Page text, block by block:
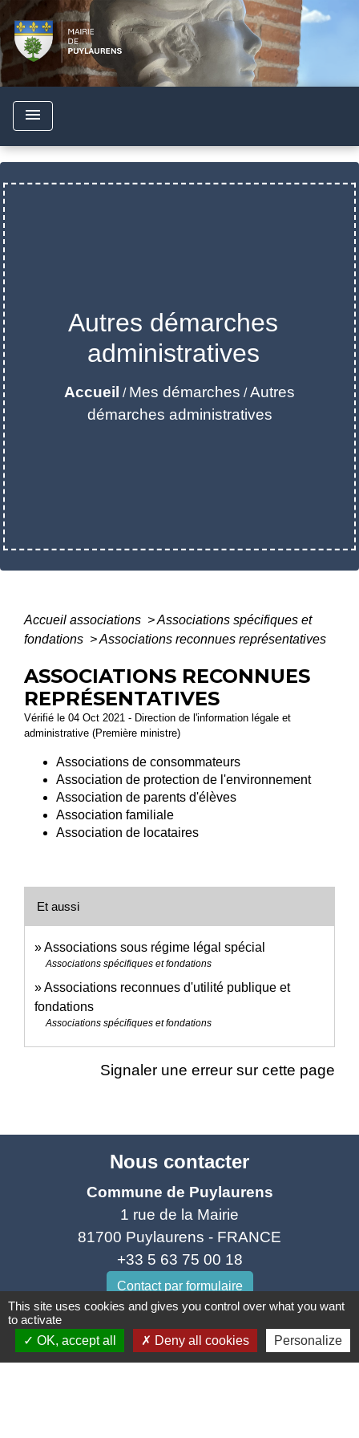
menu
Autres démarches
administratives
Accueil / Mes démarches /Autres
démarches administratives
Accueil associations >Associations spécifiques et
fondations >Associations reconnues représentatives
ASSOCIATIONS RECONNUES
REPRÉSENTATIVES
Vérifié le 04 Oct 2021 - Direction de l'information légale et
administrative (Première ministre)
Associations de consommateurs
Association de protection de l'environnement
Association de parents d'élèves
Association familiale
Association de locataires
Et aussi
Associations sous régime légal spécial
Associations spécifiques et fondations
Associations reconnues d'utilité publique et
fondations
Associations spécifiques et fondations
Signaler une erreur sur cette page
Nous contacter
Commune de Puylaurens
1 rue de la Mairie
81700 Puylaurens - FRANCE
+33 5 63 75 00 18
Contact par formulaire
This site uses cookies and gives you control over what you want
to activate
OK, accept all
Deny all cookies Personalize